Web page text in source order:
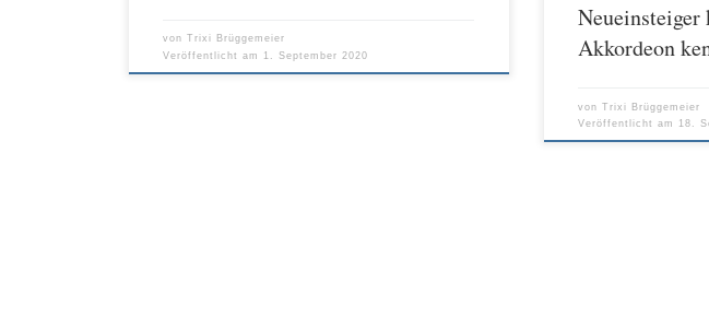
vonTrixi Brüggemeier
Veröffentlicht am 1. September 2020
Neueinsteiger
Akkordeon
vonTrixi Brüggemeier
Veröffentlicht am 18.